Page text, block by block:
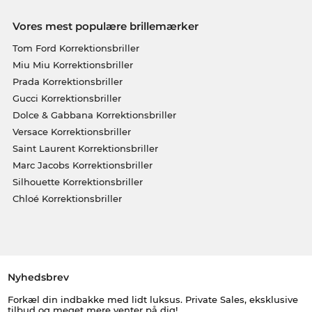
Vores mest populære brillemærker
Tom Ford Korrektionsbriller
Miu Miu Korrektionsbriller
Prada Korrektionsbriller
Gucci Korrektionsbriller
Dolce & Gabbana Korrektionsbriller
Versace Korrektionsbriller
Saint Laurent Korrektionsbriller
Marc Jacobs Korrektionsbriller
Silhouette Korrektionsbriller
Chloé Korrektionsbriller
Nyhedsbrev
Forkæl din indbakke med lidt luksus. Private Sales, eksklusive